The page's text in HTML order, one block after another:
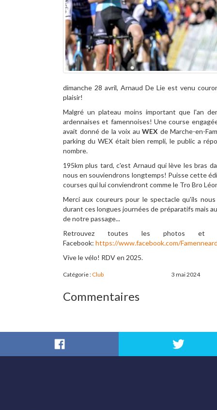
dimanche 28 avril, Arnaud De Lie est venu
plaisir!
Malgré un plateau moins important que l'an
ardennaises et famennoises! Une course
avait donné de la voix auWEX de Marche-en-
parking du WEX était bien rempli, le public a
nombre.
195km plus tard, c'est Arnaud qui lève les bras
nous en souviendrons longtemps! Puisse cette
courses qui lui conviendront comme le Tro Bro
Merci aux coureurs pour le spectacle qu'ils
durant ces longues journées de préparatifs mais
de notre passage...
Retrouvez toutes les photos et
Facebook: https://www.facebook.com/
Vive le vélo! RDV en 2025.
Catégorie :Club 3 mai 2024
Commentaires